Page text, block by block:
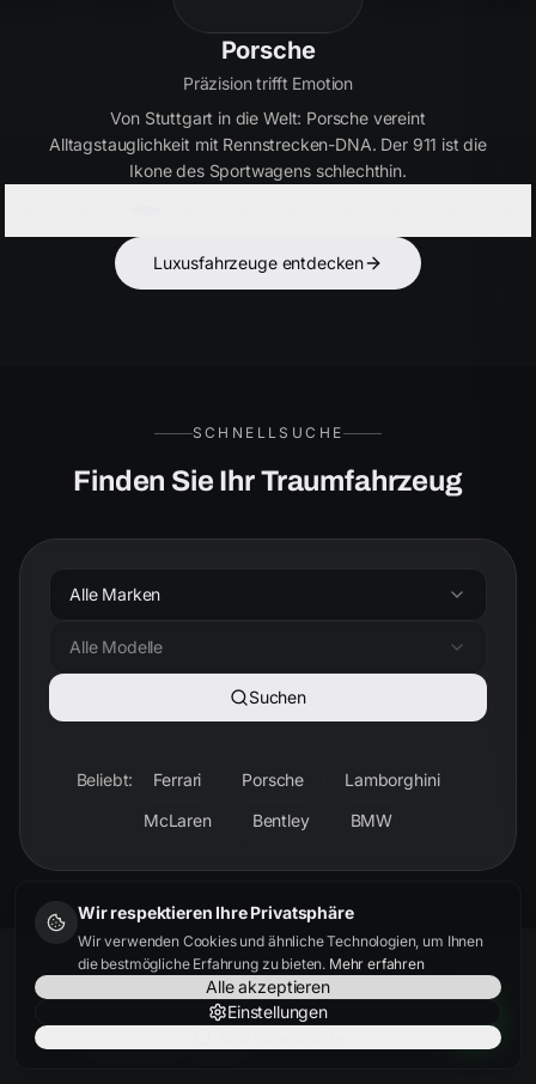
Wir respektieren Ihre Privatsphäre
Wir verwenden Cookies und ähnliche Technologien, um Ihnen
die bestmögliche Erfahrung zu bieten. Mehr erfahren
Alle akzeptieren
Einstellungen
Bentley
Handwerkskunst seit 1919
Britische Eleganz in Perfektion. Bentley verbindet
ultimativen Luxus mit kraftvoller Performance – für Kenner,
die das Besondere suchen.
Luxusfahrzeuge entdecken
SCHNELLSUCHE
Finden Sie Ihr Traumfahrzeug
Alle Marken
Alle Modelle
Suchen
Beliebt: Ferrari Porsche
Lamborghini
McLaren
Bentley BMW
KUNDENSTIMMEN